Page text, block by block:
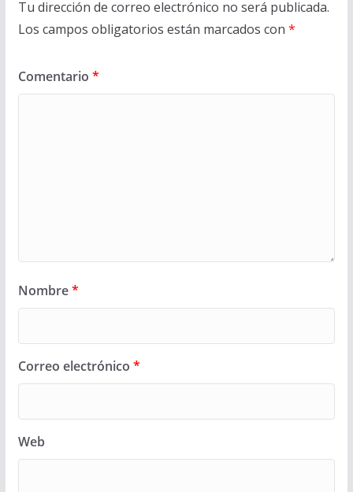
Tu dirección de correo electrónico no será publicada.
Los campos obligatorios están marcados con *
Comentario *
Nombre*
Correo electrónico *
Web